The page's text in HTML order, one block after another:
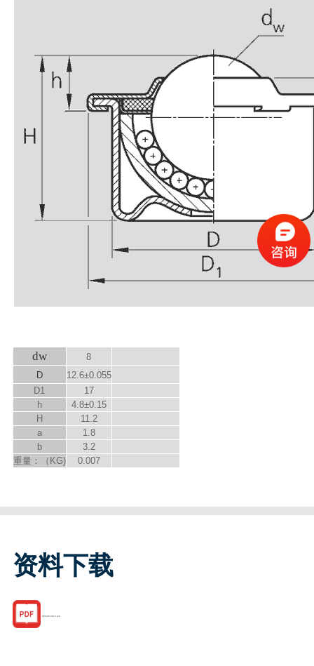
dw
8
D
12.6±0.055
D1
17
h
4.8±0.15
H
11.2
a
1.8
b
3.2
重量：（KG)
0.007
资料下载
R053010810.pdf